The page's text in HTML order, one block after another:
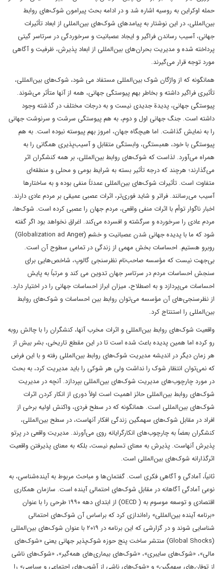
حمله اوکراین به روسیه اشاره شد و در ادامه بحث پیرامون شوک‌های روابط
بین‌المللی، در این نوشتار به پیامدهای شوک‌های بین‌المللی از ابعاد تأثیرات
جهانی، آسیب رساندن فراگیر و ایجاد عصبانیت و سرخوردگی در سرتاسر گیتی
پرداخته شده و مدیریت بحران‌های بین‌المللی از ابعاد پذیرش، ظرفیت و آگاهی
مورد توجه قرار می‌گیرند.
همانگونه که از واژگان شوک بین‌المللی مستفاد می شود، شوک‌های بین‌المللی،
تأثیری فراگیر داشته و بخاطر بهم پیوستگی جهانی، همه از آنها متأثر می‌شوند.
پیوستگی جهانی، پدیدة جدیدی نیست و به درجات مختلف در گذشته وجود
داشته است. جنگ جهانی اول و دوم، به هم‌ پیوستگی سرشت و سرنوشت جهانی
را به نمایش گذاشت. اما هیچگاه جهان، امروز بهم پیوسته نبوده است. به هم
پیوستگی با خود، همبستگی، وابستگی متقابل و آسیب‌پذیری همگانی را به
همراه می‌آورد. لذاست که شوک‌های روابط بین‌المللی، بر همه کنشگران اثر
می‌گذارند؛ هرچند که درجه تأثیر بسته به شرایط بومی و محلی و منطقه‌ای
متفاوت است. تأثیرات شوک‌های بین‌المللی عمدتاً منفی بوده و به ساختارها
آسیب می‌رسانند. فراتر و شاید فوری‌تر، اثرات عصبی عمیقی بر مردم عادی دارند.
اخبار ناگوار توأم با اثرات منفی واقعی، مردم جهان را عصبی کرده است. شوک‌ها،
مردم عادی را سرخورده و سرگشته و افسرده می‌کند. اغراق نخواهد بود اگر گفته
شود که ما با پدیده جهانی شدن عصبانیت و خشم (Globalization ad Anger)
روبرو هستیم. احساسات بخش مهمی از زندگی در تمامی سطوح آن است.
بی‌جهت نیست که مؤسسه صاحب‌نام نظرسنجی گالوپ، شاخص‌هایی برای
سنجش احساسات مردم در سرتاسر جهان تدوین می کند و مرتباً به پایش
احساسات می‌پردازد و به اصطلاح، میزان ابراز احساسات جهانی را در اختیار دارد.
از نظرسنجی‌های آن مؤسسه می‌توان روابط بین احساسات و شوک‌های روابط
بین‌المللی را استنتاج کرد.
واقعیت شوک‌های روابط بین‌المللی و اثرات مخرب آنها، کنشگران را با چالش روبه
رو کرده اما همین پدیده باعث شده است تا در این مقطع تاریخی، بشر بیش از
هر زمان دیگر در اندیشه مدیریت شوک‌های روابط بین‌المللی رفته و با این فرض
که نمی‌توان انتظار شوک را نداشت ولی هر شوکی را باید مدیریت کرد، به بحث
در مورد چارچوب‌های مدیریت شوک‌های بین‌المللی بپردازد. آنچه در مدیریت
شوک‌های روابط بین‌المللی حائز اهمیت است اولاً دوری از انکار کردن اثرات
شوک‌های بین‌المللی است. همانگونه که در سطح فردی، واکنش اولیه برخی از
افراد در مقابل شوک‌های سهمگین زندگی افکار آنهاست، در سطح بین‌المللی،
کنشگران بعضاً به چارچوب‌های انکارگرایانه روی می‌آورند. مدیریت واقعی در پرتو
پذیرش آنهاست. پذیرش به معنای تسلیم نیست، بلکه به معنای پذیرفتن واقعیت
اثرگذارانه شوک‌های بین‌المللی است.
ثانیاً، آمادگی و آگاهی فکری است. گفتمان‌ها و مباحث مربوط به آینده‌شناسی، به
نوعی آمادگی آگاهانه در مقابل شوک‌های احتمالی آینده است. سازمان همکاری
اقتصادی و توسعه موسوم به ( OECD) از ابتدای دهه ۱۹۹۰ طرحی را با عنوان
«برنامه آینده بین‌المللی» راه‌اندازی کرد که براساس آن شوک‌های احتمالی
شناسایی شوند و در گزارشی که این برنامه در ۲۰۱۹ با عنوان شوک‌های بین‌المللی
(Global Shocks) منتشر ساخت پنج حوزه شوک‌پذیر جهانی یعنی «شوک‌های
مالی»، «شوک‌های سایبری»، «شوک‌های بیماری‌های همه‌گیر»، «شوک‌های ناشی
از توفان‌های سهمگین» و «شوک‌های ناشی از آشوب‌های اجتماعی و سیاسی» را